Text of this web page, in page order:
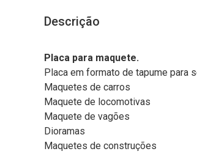
Descrição
Placa para maquete.
Placa em formato de tapume para
Maquetes de carros
Maquete de locomotivas
Maquete de vagões
Dioramas
Maquetes de construções